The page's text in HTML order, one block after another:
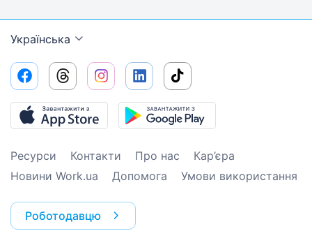
Українська
Ресурси Контакти Про нас
Кар’єра
Новини Work.ua
Допомога Умови використання
Роботодавцю